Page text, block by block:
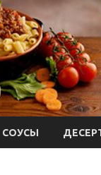
СОУСЫ